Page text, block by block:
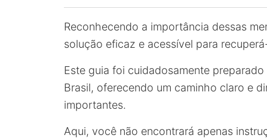
Reconhecendo a importância dessas
solução eficaz e acessível para
Este guia foi cuidadosamente
Brasil, oferecendo um caminho claro e
importantes.
Aqui, você não encontrará apenas